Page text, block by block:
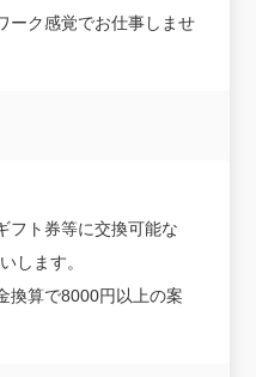
ーク感覚でお仕事しませ
フト券等に交換可能な
します。
換算で8000円以上の案